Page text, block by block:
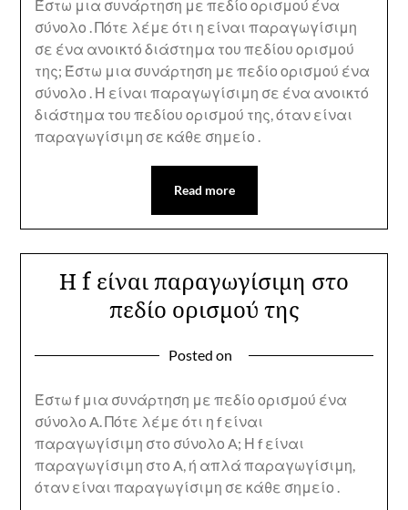
Έστω μια συνάρτηση με πεδίο ορισμού ένα
σύνολο . Πότε λέμε ότι η είναι παραγωγίσιμη
σε ένα ανοικτό διάστημα του πεδίου ορισμού
της; Έστω μια συνάρτηση με πεδίο ορισμού ένα
σύνολο . Η είναι παραγωγίσιμη σε ένα ανοικτό
διάστημα του πεδίου ορισμού της, όταν είναι
παραγωγίσιμη σε κάθε σημείο .
Read more
Η f είναι παραγωγίσιμη στο
πεδίο ορισμού της
Posted on
Έστω f μια συνάρτηση με πεδίο ορισμού ένα
σύνολο A. Πότε λέμε ότι η f είναι
παραγωγίσιμη στο σύνολο A; Η f είναι
παραγωγίσιμη στο A, ή απλά παραγωγίσιμη,
όταν είναι παραγωγίσιμη σε κάθε σημείο .